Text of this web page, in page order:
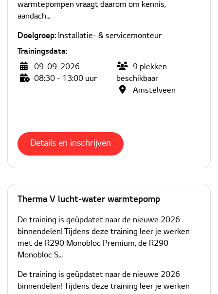
warmtepompen vraagt daarom om kennis,
aandach...
Doelgroep: Installatie- & servicemonteur
Trainingsdata:
09-09-2026
08:30 - 13:00 uur
9 plekken
beschikbaar
Amstelveen
Details en inschrijven
Therma V lucht-water warmtepomp
De training is geüpdatet naar de nieuwe 2026
binnendelen! Tijdens deze training leer je werken
met de R290 Monobloc Premium, de R290
Monobloc S...
De training is geüpdatet naar de nieuwe 2026
binnendelen! Tijdens deze training leer je werken